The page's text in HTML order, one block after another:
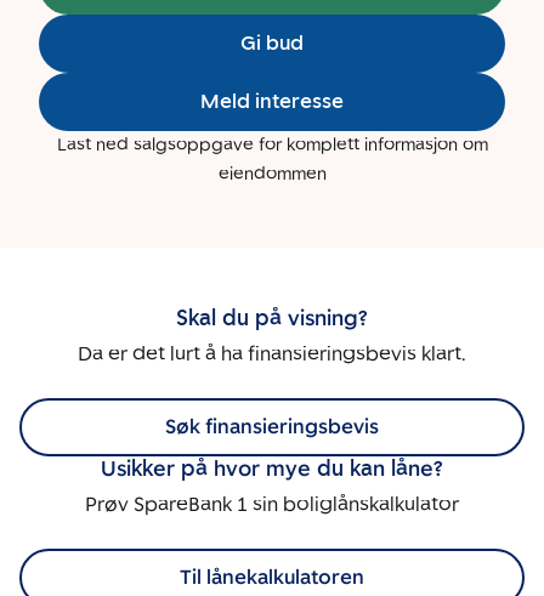
Gi bud
Meld interesse
Last ned salgsoppgave for komplett informasjon om
eiendommen
Skal du på visning?
Da er det lurt å ha finansieringsbevis klart.
Søk finansieringsbevis
Usikker på hvor mye du kan låne?
Prøv SpareBank 1 sin boliglånskalkulator
Til lånekalkulatoren